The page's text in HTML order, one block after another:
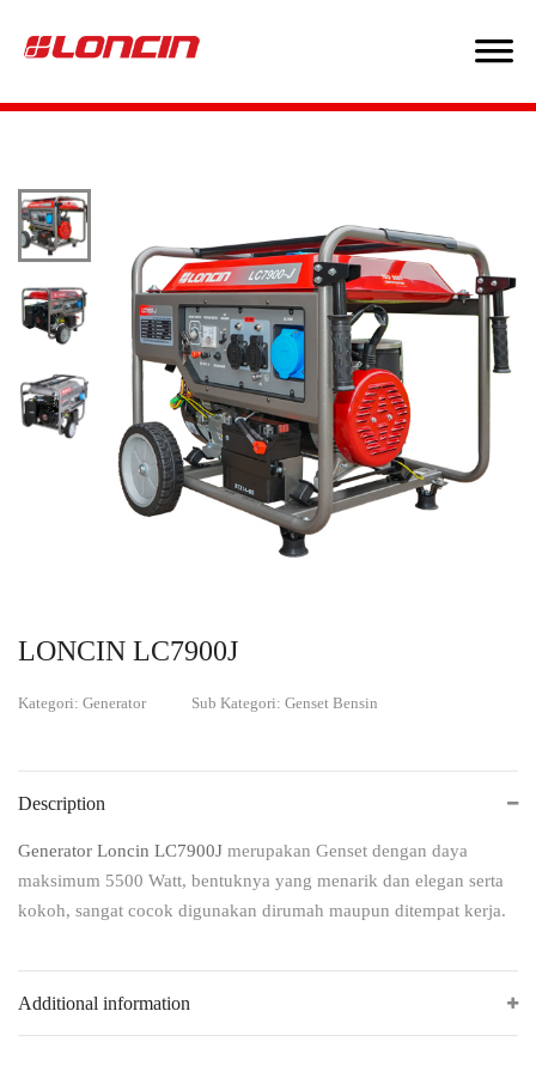
LONCIN LC7900J
Kategori: Generator Sub Kategori: Genset Bensin
Description
Generator Loncin LC7900J merupakan Genset dengan daya
maksimum 5500 Watt, bentuknya yang menarik dan elegan serta
kokoh, sangat cocok digunakan dirumah maupun ditempat kerja.
Additional information